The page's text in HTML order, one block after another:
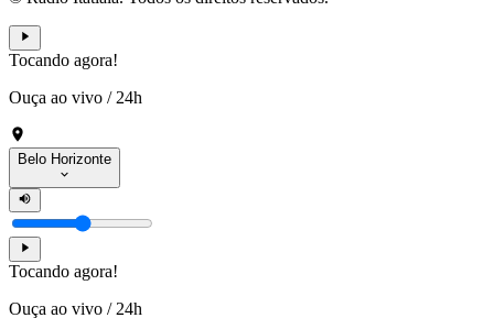
Tocando agora!
Ouça ao vivo / 24h
Belo Horizonte
Tocando agora!
Ouça ao vivo / 24h